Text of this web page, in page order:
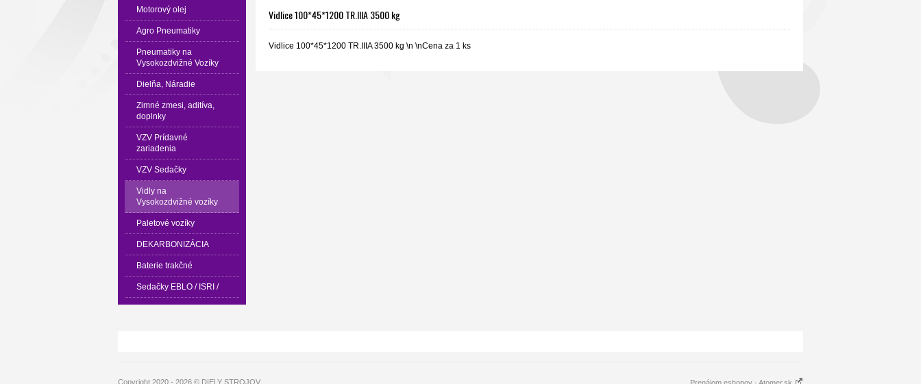
Motorový olej
Agro Pneumatiky
Pneumatiky na
Vysokozdvižné Vozíky
Dielňa, Náradie
Zimné zmesi, aditíva,
doplnky
VZV Prídavné
zariadenia
VZV Sedačky
Vidly na
Vysokozdvižné vozíky
Paletové vozíky
DEKARBONIZÁCIA
Baterie trakčné
Sedačky EBLO / ISRI /
Vidlice 100*45*1200 TR.IIIA 3500 kg
Vidlice 100*45*1200 TR.IIIA 3500 kg \n \nCena za 1 ks
Copyright 2020 - 2026 © DIELY STROJOV